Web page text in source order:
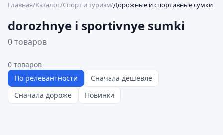
Главная/Каталог/Спорт и туризм/Дорожные и спортивные сумки
dorozhnye i sportivnye sumki
0 товаров
0 товаров
По релевантности
Сначала дешевле
Сначала дороже
Новинки